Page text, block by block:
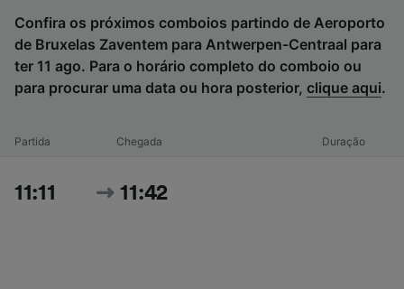
Confira os próximos comboios partindo de Aeroporto
de Bruxelas Zaventem para Antwerpen-Centraal para
ter 11 ago. Para o horário completo do comboio ou
para procurar uma data ou hora posterior, clique aqui.
Partida Chegada Duração
11:11 11:42